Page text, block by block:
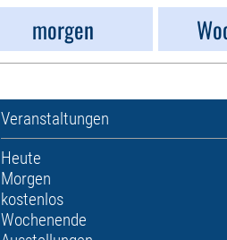
morgen
Veranstaltungen
Heute
Morgen
kostenlos
Wochenende